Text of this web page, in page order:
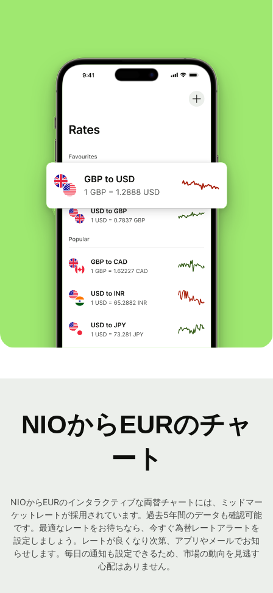
NIOからEURのチャ
ート
NIOからEURのインタラクティブな両替チャートには、ミッドマー
ケットレートが採用されています。過去5年間のデータも確認可能
です。最適なレートをお待ちなら、今すぐ為替レートアラートを
設定しましょう。レートが良くなり次第、アプリやメールでお知
らせします。毎日の通知も設定できるため、市場の動向を見逃す
心配はありません。